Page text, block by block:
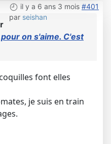
il y a 6 ans 3 mois #401
par seishan
on s'aime. C'est
font elles
je suis en train